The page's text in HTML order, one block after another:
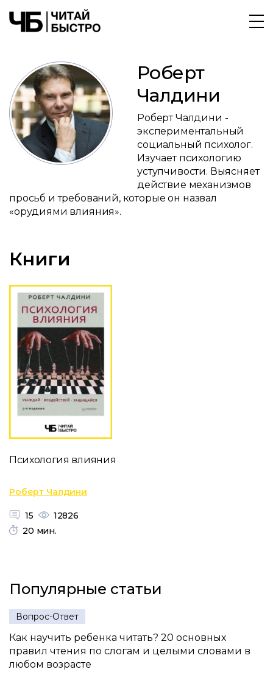
Роберт
Чалдини
Роберт Чалдини -
экспериментальный
социальный психолог.
Изучает психологию
уступчивости. Выясняет
действие механизмов
просьб и требований, которые он назвал
«орудиями влияния».
Книги
Психология влияния
Роберт Чалдини
15
12826
20 мин.
Популярные статьи
Вопрос-Ответ
Как научить ребенка читать? 20 основных
правил чтения по слогам и целыми словами в
любом возрасте